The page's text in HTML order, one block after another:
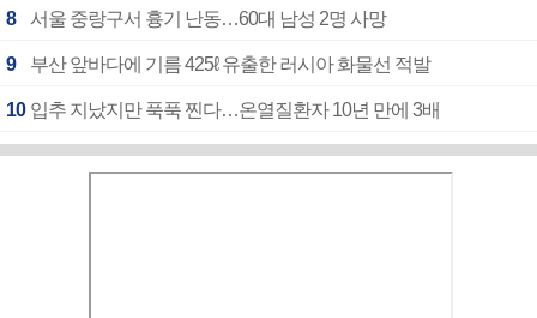
8 서울 중랑구서 흉기 난동…60대 남성 2명 사망
9 부산 앞바다에 기름 425ℓ 유출한 러시아 화물선 적발
10 입추 지났지만 푹푹 찐다…온열질환자 10년 만에 3배